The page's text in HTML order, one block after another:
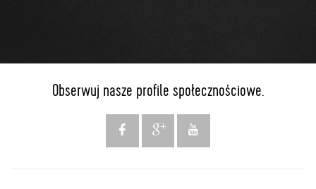
Obserwuj nasze profile społecznościowe.